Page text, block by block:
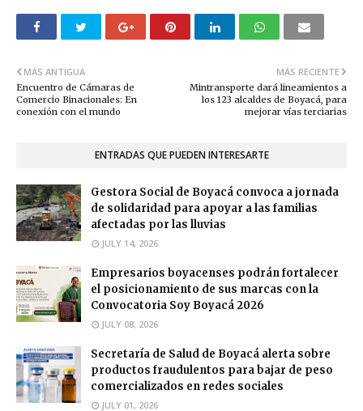
MÁS RECIENTE
Mintransporte dará lineamientos a
los 123 alcaldes de Boyacá, para
mejorar vías terciarias
MÁS ANTIGUA
Encuentro de Cámaras de
Comercio Binacionales: En
conexión con el mundo
ENTRADAS QUE PUEDEN INTERESARTE
Gestora Social de Boyacá convoca a jornada
de solidaridad para apoyar a las familias
afectadas por las lluvias
JULY 14, 2026
Empresarios boyacenses podrán fortalecer
el posicionamiento de sus marcas con la
Convocatoria Soy Boyacá 2026
JULY 08, 2026
Secretaría de Salud de Boyacá alerta sobre
productos fraudulentos para bajar de peso
comercializados en redes sociales
JULY 01, 2026